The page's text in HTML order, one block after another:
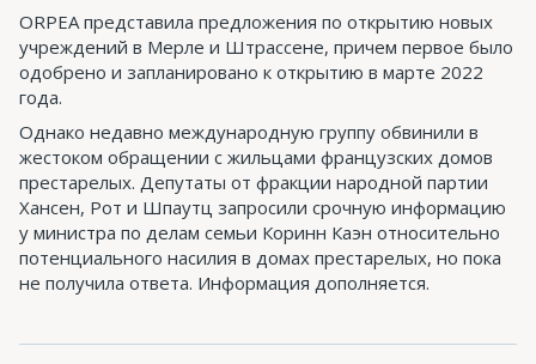
ORPEA представила предложения по открытию новых
учреждений в Мерле и Штрассене, причем первое было
одобрено и запланировано к открытию в марте 2022
года.
Однако недавно международную группу обвинили в
жестоком обращении с жильцами французских домов
престарелых. Депутаты от фракции народной партии
Хансен, Рот и Шпаутц запросили срочную информацию
у министра по делам семьи Коринн Каэн относительно
потенциального насилия в домах престарелых, но пока
не получила ответа. Информация дополняется.